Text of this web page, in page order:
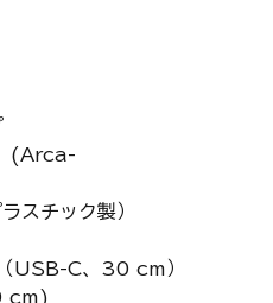
(Arca-
スチック製）
USB-C、30 cm）
cm)